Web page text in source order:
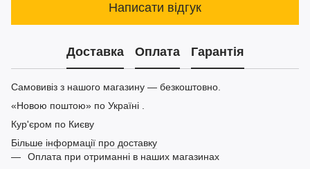
Написати відгук
Доставка Оплата Гарантія
Самовивіз з нашого магазину — безкоштовно.
«Новою поштою» по Україні .
Кур'єром по Києву
Більше інформації про доставку
Оплата при отриманні в наших магазинах